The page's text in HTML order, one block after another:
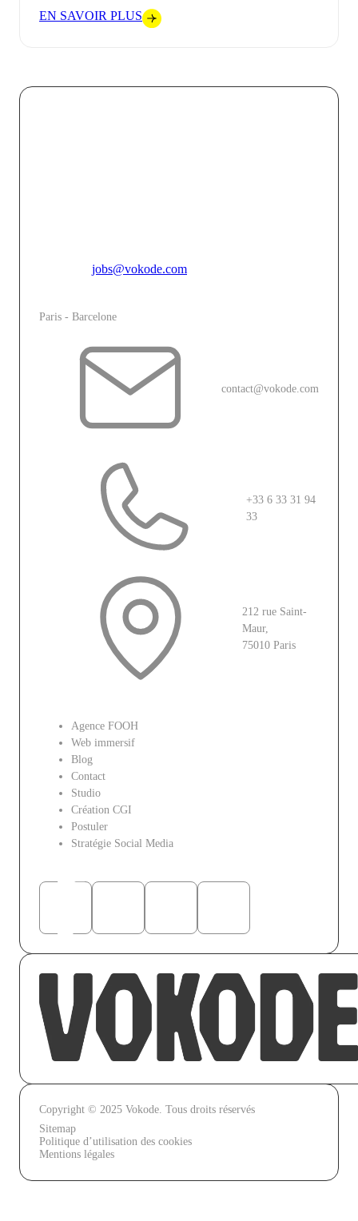
EN SAVOIR PLUS
jobs@vokode.com
Paris - Barcelone
contact@vokode.com
+33 6 33 31 94
33
212 rue Saint-
Maur,
75010 Paris
Agence FOOH
Web immersif
Blog
Contact
Studio
Création CGI
Postuler
Stratégie Social Media
Copyright © 2025 Vokode. Tous droits réservés
Sitemap
Politique d’utilisation des cookies
Mentions légales